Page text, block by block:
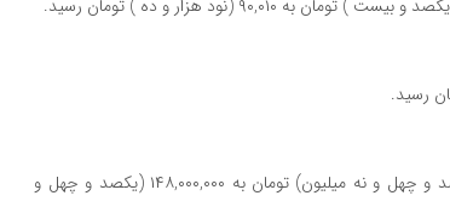
امامی امروز با کاهش ۰.۶۸ درصدی، از ۱۴۹,۰۰۰,۰۰۰ (یکصد و چهل و نه میلیون) تومان به ۱۴۸,۰۰۰,۰۰۰ (یکصد و چهل و